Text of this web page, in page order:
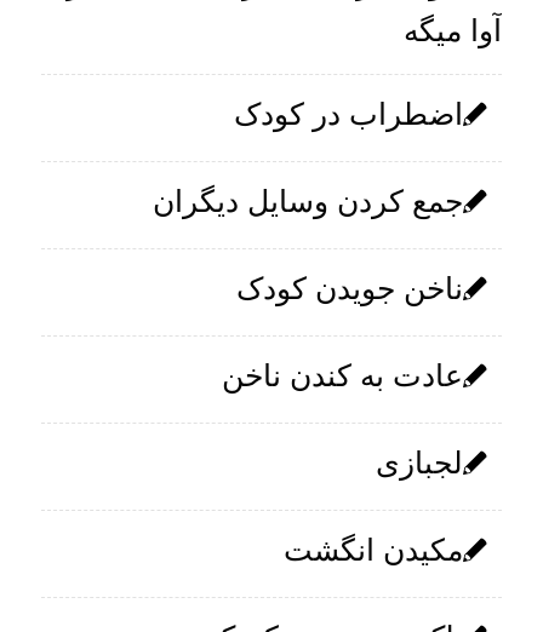
آوا میگه
اضطراب در کودک
جمع‌ کردن وسایل دیگران
ناخن جویدن کودک
عادت به کندن ناخن
لجبازی
مکیدن انگشت